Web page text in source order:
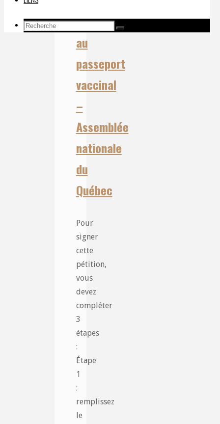
Recherche
Recherche
Opposition
au
passeport
vaccinal
–
Assemblée
nationale
du
Québec
Pour
signer
cette
pétition,
vous
devez
compléter
3
étapes
:
Étape
1
:
remplissez
le